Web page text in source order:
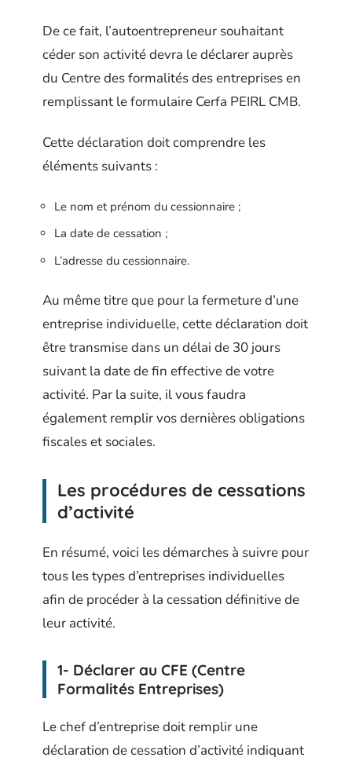
De ce fait, l’autoentrepreneur souhaitant
céder son activité devra le déclarer auprès
du Centre des formalités des entreprises en
remplissant le formulaire Cerfa PEIRL CMB.
Cette déclaration doit comprendre les
éléments suivants :
Le nom et prénom du cessionnaire ;
La date de cessation ;
L’adresse du cessionnaire.
Au même titre que pour la fermeture d’une
entreprise individuelle, cette déclaration doit
être transmise dans un délai de 30 jours
suivant la date de fin effective de votre
activité. Par la suite, il vous faudra
également remplir vos dernières obligations
fiscales et sociales.
Les procédures de cessations
d’activité
En résumé, voici les démarches à suivre pour
tous les types d’entreprises individuelles
afin de procéder à la cessation définitive de
leur activité.
1- Déclarer au CFE (Centre
Formalités Entreprises)
Le chef d’entreprise doit remplir une
déclaration de cessation d’activité indiquant